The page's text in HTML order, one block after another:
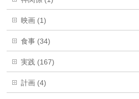
映画 (1)
食事 (34)
実践 (167)
計画 (4)